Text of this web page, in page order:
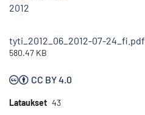
2012
tyti_2012_06_2012-07-24_fi.pdf
580.47 KB
CC BY 4.0
Lataukset 43